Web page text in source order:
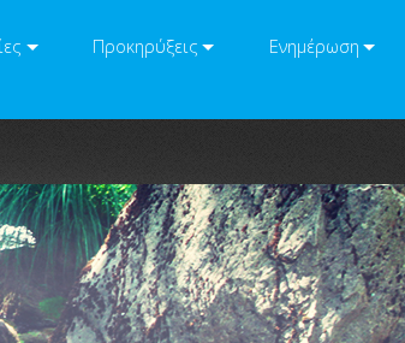
Προκηρύξεις Ενημέρωση